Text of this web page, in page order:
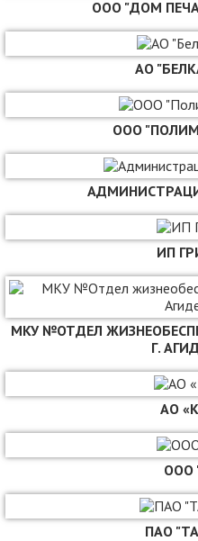
ООО "ДОМ
АО
ООО
ИП
МКУ №ОТДЕЛ
Г.
АО
ООО
ПАО